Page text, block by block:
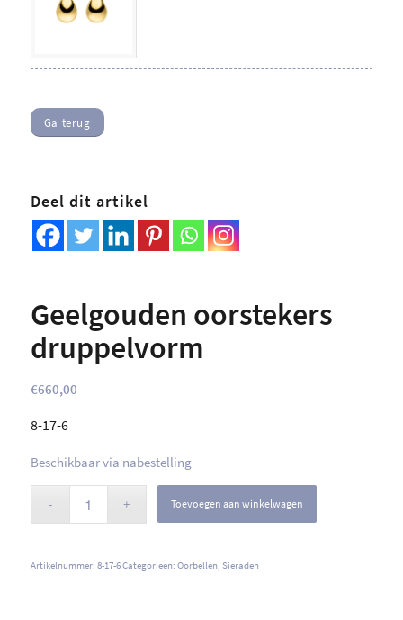
Ga terug
Deel dit artikel
Geelgouden oorstekers
druppelvorm
€660,00
8-17-6
Beschikbaar via nabestelling
Toevoegen aan winkelwagen
Artikelnummer: 8-17-6Categorieën: Oorbellen, Sieraden